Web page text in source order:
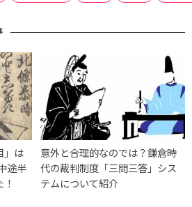
」は
途半
意外と合理的なのでは？鎌倉時
代の裁判制度「三問三答」シス
テムについて紹介